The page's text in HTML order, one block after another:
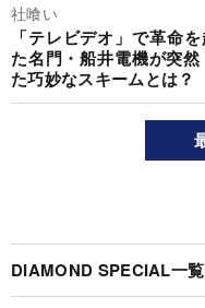
社喰い
「テレビデオ」で革命
た名門・船井電機が突
た巧妙なスキームとは？
DIAMOND SPECIAL一覧